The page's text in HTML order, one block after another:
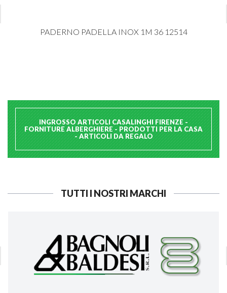
PADERNO PADELLA INOX 1M 36 12514
INGROSSO ARTICOLI CASALINGHI FIRENZE -
FORNITURE ALBERGHIERE - PRODOTTI PER LA CASA
- ARTICOLI DA REGALO
TUTTI I NOSTRI MARCHI